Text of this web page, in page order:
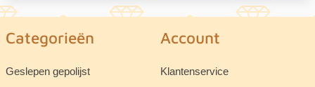
Categorieën
Geslepen gepolijst
Account
Klantenservice